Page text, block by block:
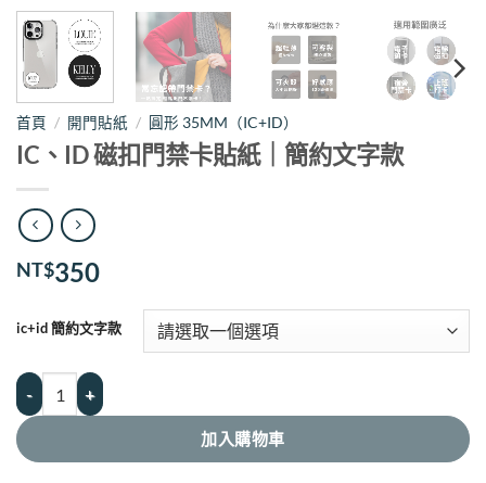
首頁 / 開門貼紙 / 圓形 35MM（IC+ID）
IC、ID 磁扣門禁卡貼紙｜簡約文字款
NT$350
ic+id 簡約文字款
IC、ID 磁扣門禁卡貼紙｜簡約文字款 數量
加入購物車